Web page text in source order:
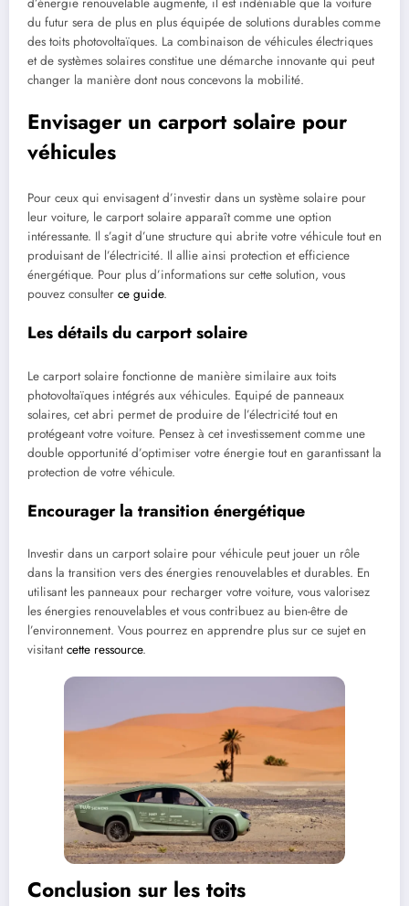
du futur sera de plus en plus équipée de solutions durables comme
des toits photovoltaïques. La combinaison de véhicules électriques
et de systèmes solaires constitue une démarche innovante qui peut
changer la manière dont nous concevons la mobilité.
Envisager un carport solaire pour
véhicules
Pour ceux qui envisagent d’investir dans un système solaire pour
leur voiture, le carport solaire apparaît comme une option
intéressante. Il s’agit d’une structure qui abrite votre véhicule tout en
produisant de l’électricité. Il allie ainsi protection et efficience
énergétique. Pour plus d’informations sur cette solution, vous
pouvez consulter ce guide.
Les détails du carport solaire
Le carport solaire fonctionne de manière similaire aux toits
photovoltaïques intégrés aux véhicules. Equipé de panneaux
solaires, cet abri permet de produire de l’électricité tout en
protégeant votre voiture. Pensez à cet investissement comme une
double opportunité d’optimiser votre énergie tout en garantissant la
protection de votre véhicule.
Encourager la transition énergétique
Investir dans un carport solaire pour véhicule peut jouer un rôle
dans la transition vers des énergies renouvelables et durables. En
utilisant les panneaux pour recharger votre voiture, vous valorisez
les énergies renouvelables et vous contribuez au bien-être de
l’environnement. Vous pourrez en apprendre plus sur ce sujet en
visitantcette ressource.
Conclusion sur les toits